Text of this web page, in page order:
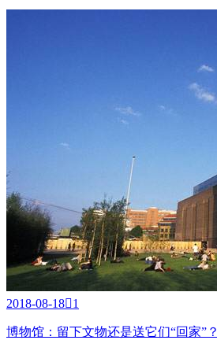
2018-08-181
博物馆：留下文物还是送它们“回家”？